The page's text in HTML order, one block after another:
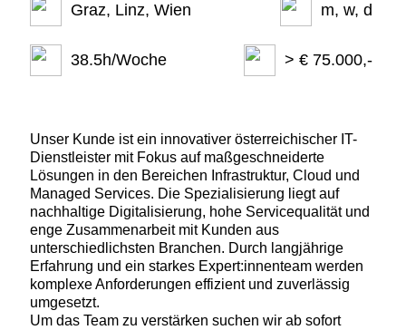
Graz, Linz, Wien m, w, d
38.5h/Woche > € 75.000,-
Unser Kunde ist ein innovativer österreichischer IT-
Dienstleister mit Fokus auf maßgeschneiderte
Lösungen in den Bereichen Infrastruktur, Cloud und
Managed Services. Die Spezialisierung liegt auf
nachhaltige Digitalisierung, hohe Servicequalität und
enge Zusammenarbeit mit Kunden aus
unterschiedlichsten Branchen. Durch langjährige
Erfahrung und ein starkes Expert:innenteam werden
komplexe Anforderungen effizient und zuverlässig
umgesetzt.
Um das Team zu verstärken suchen wir ab sofort